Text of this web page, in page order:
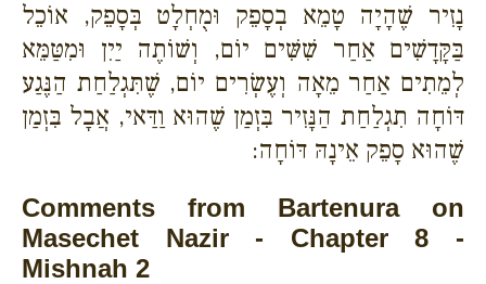
נָזִיר שֶׁהָיָה טָמֵא בְסָפֵק וּמֻחְלָט בְּסָפֵק, אוֹכֵל
בַּקָּדָשִׁים אַחַר שִׁשִּׁים יוֹם, וְשׁוֹתֶה יַיִן וּמִטַּמֵּא
לְמֵתִים אַחַר מֵאָה וְעֶשְׂרִים יוֹם, שֶׁתִּגְלַחַת הַנֶּגַע
דּוֹחָה תִגְלַחַת הַנָּזִיר בִּזְמַן שֶׁהוּא וַדַּאי, אֲבָל בִּזְמַן
שֶׁהוּא סָפֵק אֵינָהּ דּוֹחָה:
Comments from Bartenura on
Masechet Nazir - Chapter 8 -
Mishnah 2